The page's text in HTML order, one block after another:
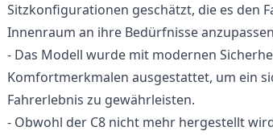
Sitzkonfigurationen geschätzt, die es den
Innenraum an ihre Bedürfnisse
- Das Modell wurde mit modernen
Komfortmerkmalen ausgestattet, um ein
Fahrerlebnis zu gewährleisten.
- Obwohl der C8 nicht mehr hergestellt